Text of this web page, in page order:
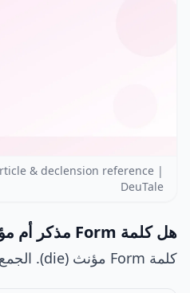
& declension reference |
DeuTale
هل كلمة Form مذكر أم مؤنث أم محايد؟
كلمة Form مؤنث (die). الجمع: Formen.